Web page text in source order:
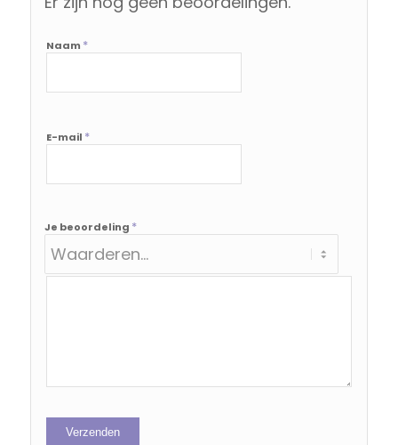
Naam *
E-mail *
Je beoordeling *